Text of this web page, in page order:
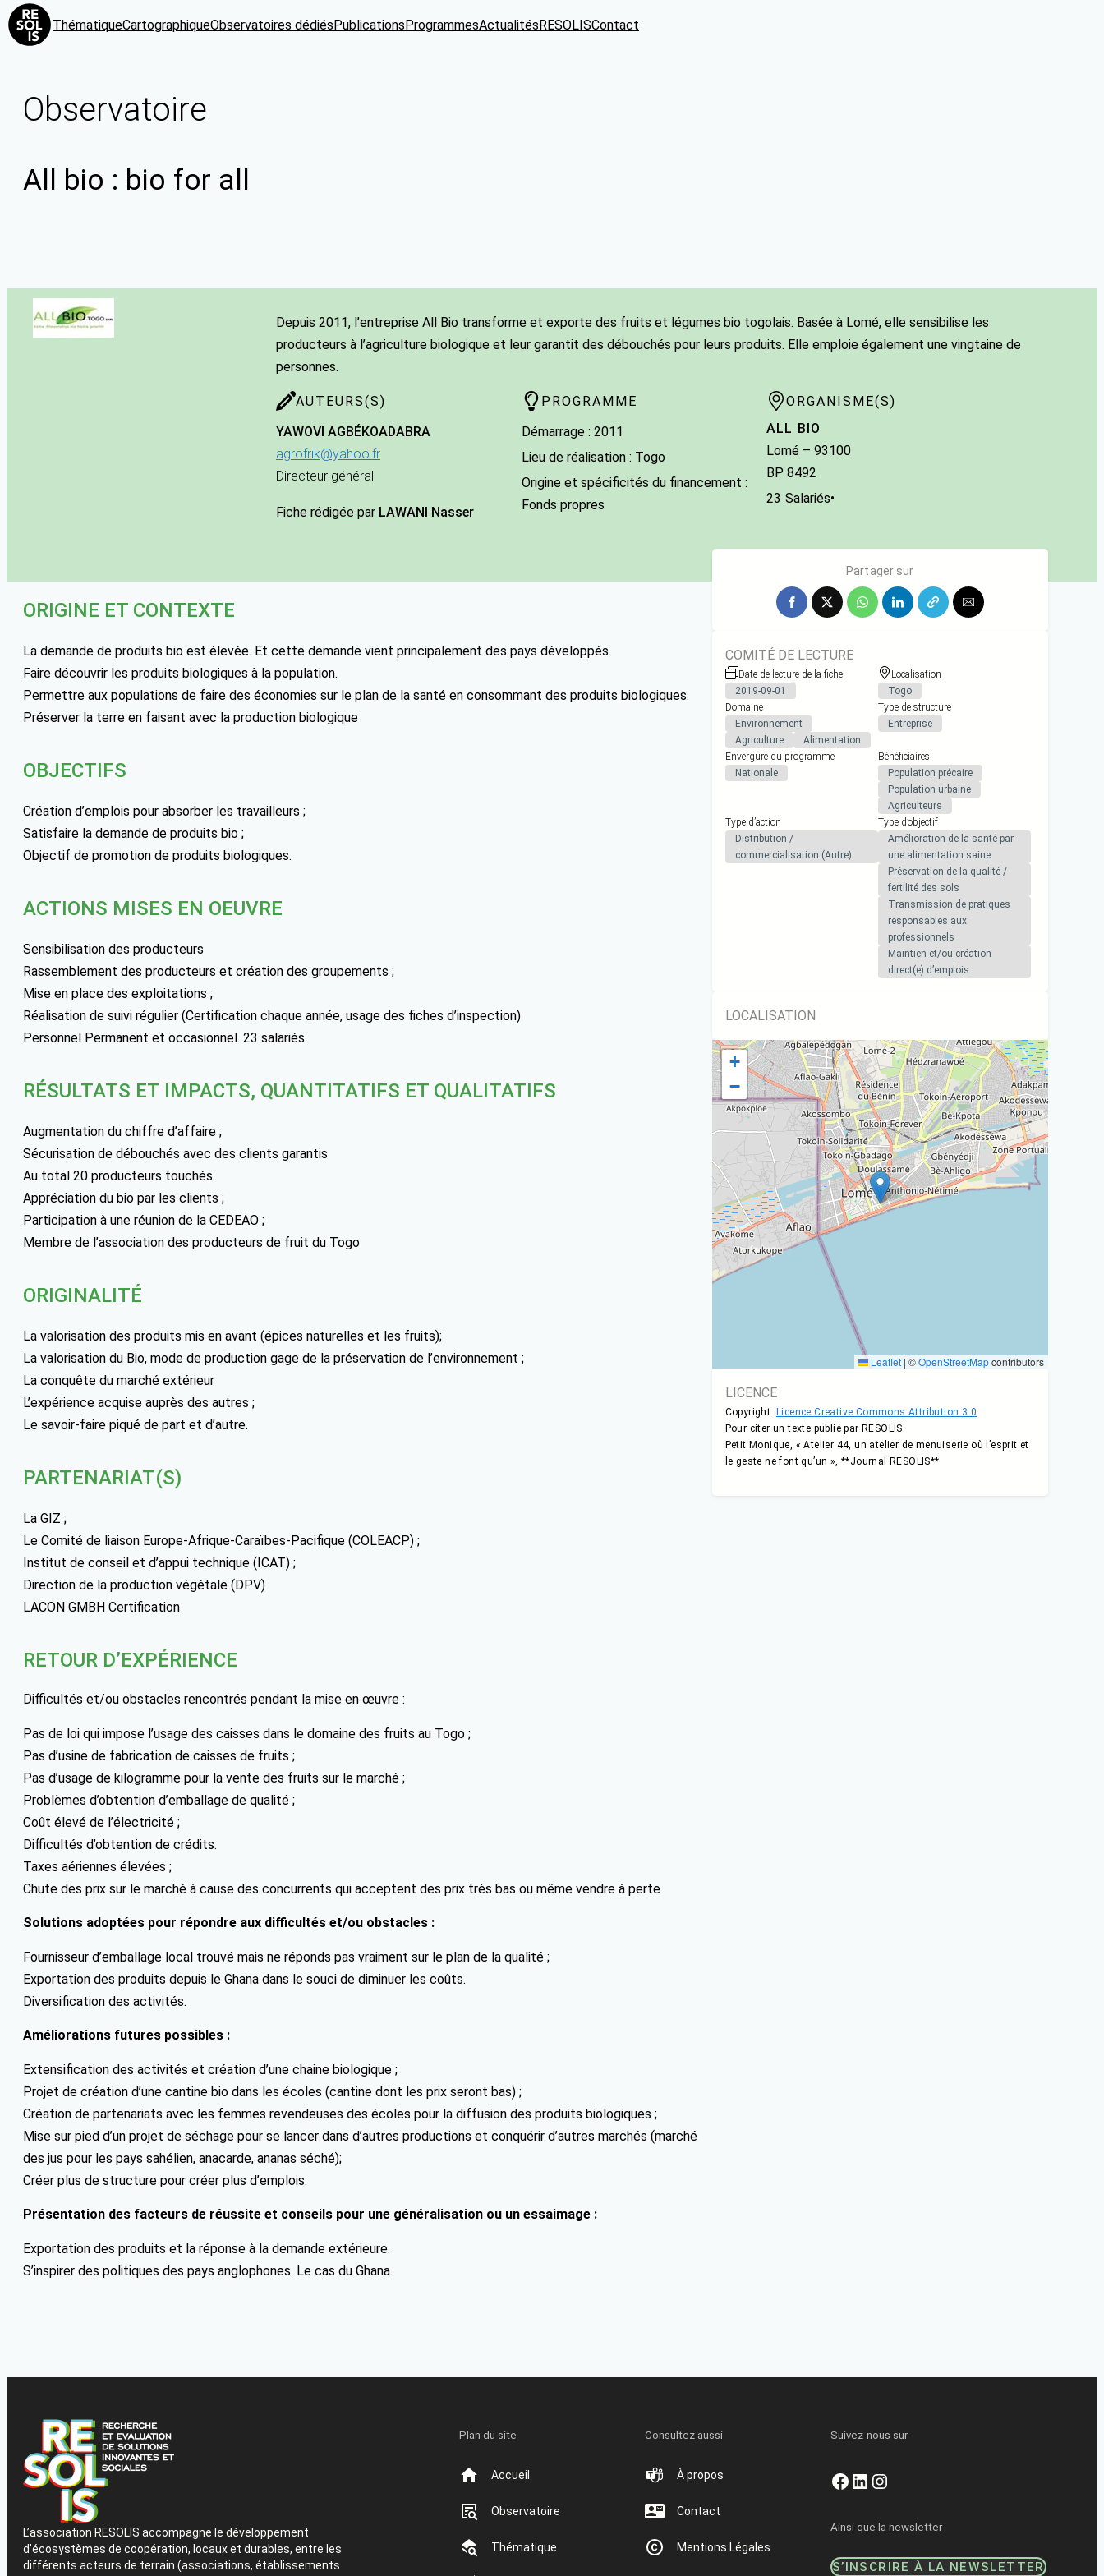
ThématiqueCartographiqueObservatoires dédiésPublicationsProgrammesActualitésRESOLISContact
Observatoire
All bio : bio for all
Depuis 2011, l’entreprise All Bio transforme et exporte des fruits et légumes bio togolais. Basée à Lomé, elle sensibilise les
producteurs à l’agriculture biologique et leur garantit des débouchés pour leurs produits. Elle emploie également une vingtaine de
personnes.
AUTEURS(S)
YAWOVI AGBÉKOADABRA
agrofrik@yahoo.fr
Directeur général
Fiche rédigée par LAWANI Nasser
PROGRAMME
Démarrage : 2011
Lieu de réalisation : Togo
Origine et spécificités du financement :
Fonds propres
ORGANISME(S)
ALL BIO
Lomé –93100
BP 8492
23 Salariés•
ORIGINE ET CONTEXTE
La demande de produits bio est élevée. Et cette demande vient principalement des pays développés.
Faire découvrir les produits biologiques à la population.
Permettre aux populations de faire des économies sur le plan de la santé en consommant des produits biologiques.
Préserver la terre en faisant avec la production biologique
OBJECTIFS
Création d’emplois pour absorber les travailleurs ;
Satisfaire la demande de produits bio ;
Objectif de promotion de produits biologiques.
ACTIONS MISES EN OEUVRE
Sensibilisation des producteurs
Rassemblement des producteurs et création des groupements ;
Mise en place des exploitations ;
Réalisation de suivi régulier (Certification chaque année, usage des fiches d’inspection)
Personnel Permanent et occasionnel. 23 salariés
RÉSULTATS ET IMPACTS, QUANTITATIFS ET QUALITATIFS
Augmentation du chiffre d’affaire ;
Sécurisation de débouchés avec des clients garantis
Au total 20 producteurs touchés.
Appréciation du bio par les clients ;
Participation à une réunion de la CEDEAO ;
Membre de l’association des producteurs de fruit du Togo
ORIGINALITÉ
La valorisation des produits mis en avant (épices naturelles et les fruits);
La valorisation du Bio, mode de production gage de la préservation de l’environnement ;
La conquête du marché extérieur
L’expérience acquise auprès des autres ;
Le savoir-faire piqué de part et d’autre.
PARTENARIAT(S)
La GIZ ;
Le Comité de liaison Europe-Afrique-Caraïbes-Pacifique (COLEACP) ;
Institut de conseil et d’appui technique (ICAT) ;
Direction de la production végétale (DPV)
LACON GMBH Certification
RETOUR D’EXPÉRIENCE
Difficultés et/ou obstacles rencontrés pendant la mise en œuvre :
Pas de loi qui impose l’usage des caisses dans le domaine des fruits au Togo ;
Pas d’usine de fabrication de caisses de fruits ;
Pas d’usage de kilogramme pour la vente des fruits sur le marché ;
Problèmes d’obtention d’emballage de qualité ;
Coût élevé de l’électricité ;
Difficultés d’obtention de crédits.
Taxes aériennes élevées ;
Chute des prix sur le marché à cause des concurrents qui acceptent des prix très bas ou même vendre à perte
Solutions adoptées pour répondre aux difficultés et/ou obstacles :
Fournisseur d’emballage local trouvé mais ne réponds pas vraiment sur le plan de la qualité ;
Exportation des produits depuis le Ghana dans le souci de diminuer les coûts.
Diversification des activités.
Améliorations futures possibles :
Extensification des activités et création d’une chaine biologique ;
Projet de création d’une cantine bio dans les écoles (cantine dont les prix seront bas) ;
Création de partenariats avec les femmes revendeuses des écoles pour la diffusion des produits biologiques ;
Mise sur pied d’un projet de séchage pour se lancer dans d’autres productions et conquérir d’autres marchés (marché
des jus pour les pays sahélien, anacarde, ananas séché);
Créer plus de structure pour créer plus d’emplois.
Présentation des facteurs de réussite et conseils pour une généralisation ou un essaimage :
Exportation des produits et la réponse à la demande extérieure.
S’inspirer des politiques des pays anglophones. Le cas du Ghana.
Partager sur
COMITÉ DE LECTURE
Date de lecture de la fiche
2019-09-01
Localisation
Togo
Domaine
Environnement
Agriculture
Alimentation
Type de structure
Entreprise
Envergure du programme
Nationale
Bénéficiaires
Population précaire
Population urbaine
Agriculteurs
Type d’action
Distribution /
commercialisation (Autre)
Type d’objectif
Amélioration de la santé par
une alimentation saine
Préservation de la qualité /
fertilité des sols
Transmission de pratiques
responsables aux
professionnels
Maintien et/ou création
direct(e) d’emplois
LOCALISATION
+
−
Leaflet | ©OpenStreetMapcontributors
LICENCE
Copyright: Licence Creative Commons Attribution 3.0
Pour citer un texte publié par RESOLIS:
Petit Monique, « Atelier 44, un atelier de menuiserie où l’esprit et
le geste ne font qu’un », **Journal RESOLIS**
L’association RESOLIS accompagne le développement
d’écosystèmes de coopération, locaux et durables, entre les
différents acteurs de terrain (associations, établissements
Plan du site
Accueil
Observatoire
Thématique
Consultez aussi
À propos
Contact
Mentions Légales
Suivez-nous sur
Facebook
LinkedIn
Instagram
Ainsi que la newsletter
S’INSCRIRE À LA NEWSLETTER